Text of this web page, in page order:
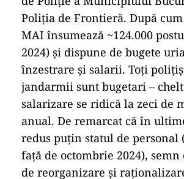
Poliţia de Frontieră. După
MAI însumează ~124.000
2024) şi dispune de bugete
înzestrare şi salarii. Toţi
jandarmii sunt bugetari –
salarizare se ridică la zeci de
anual. De remarcat că în
redus puțin statul de personal
faţă de octombrie 2024),
de reorganizare și